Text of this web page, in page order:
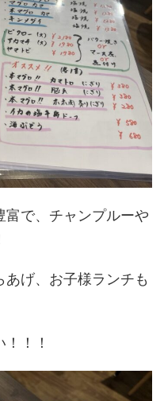
富で、チャンプルーや
げ、お子様ランチも
！！